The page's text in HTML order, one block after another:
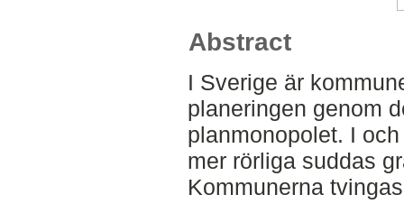
Abstract
I Sverige är
planeringen genom
planmonopolet. I
mer rörliga suddas
Kommunerna